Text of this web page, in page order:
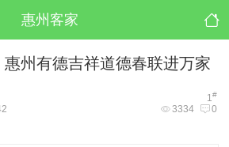
惠州客家
州有德吉祥道德春联进万家
1#
3334 0